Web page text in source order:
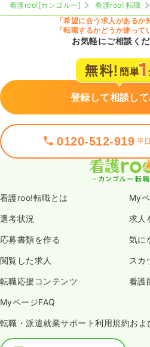
看護roo![カンゴルー] 看護roo! 転職
「希望に合う求人があるか
「転職するかどうか迷って
お気軽にご相談く
登録して相談し
0120-512-919 平
看護roo!転職とは My
選考状況 求人
応募書類を作る 気に
閲覧した求人 スカ
転職応援コンテンツ 看護
MyページFAQ
転職・派遣就業サポート利用規約お